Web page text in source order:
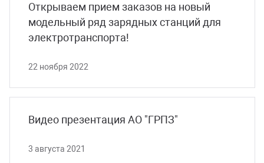
Открываем прием заказов на новый
модельный ряд зарядных станций для
электротранспорта!
22 ноября 2022
Видео презентация АО "ГРПЗ"
3 августа 2021